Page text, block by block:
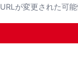
が変更された可能